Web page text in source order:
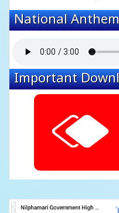
National Anthem
Important